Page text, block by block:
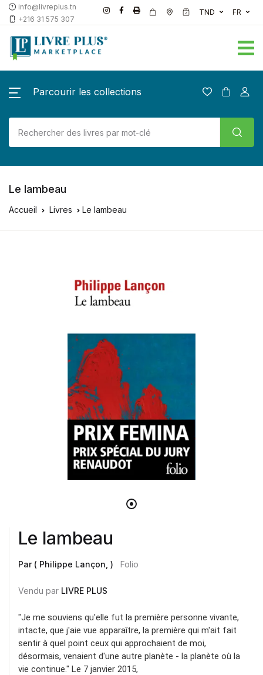
info@livreplus.tn
+216 31 575 307
TND FR
Parcourir les collections
Le lambeau
Accueil Livres Le lambeau
Le lambeau
Par ( Philippe Lançon, ) Folio
Vendu par LIVRE PLUS
"Je me souviens qu'elle fut la première personne vivante,
intacte, que j'aie vue apparaître, la première qui m'ait fait
sentir à quel point ceux qui approchaient de moi,
désormais, venaient d'une autre planète - la planète où la
vie continue." Le 7 janvier 2015,